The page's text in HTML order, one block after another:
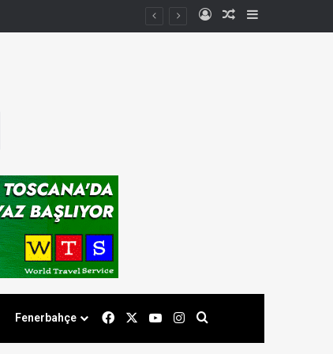
Kayıt OlRastgele Makale
Fenerbahçe FacebookYouTubeInstagram